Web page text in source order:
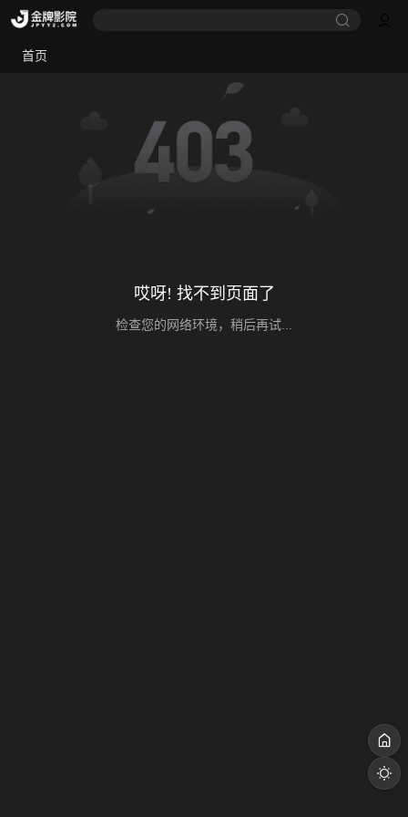
首页
哎呀! 找不到页面了
检查您的网络环境，稍后再试...